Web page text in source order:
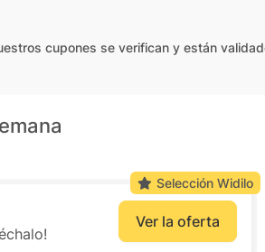
cupones se verifican y están
Ver la oferta
Selección Widilo